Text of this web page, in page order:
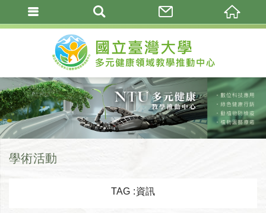
學術活動
TAG :資訊